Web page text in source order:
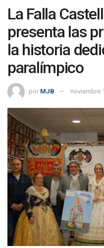
La Falla
presenta las
la historia
paralímpico
por MJB noviembre